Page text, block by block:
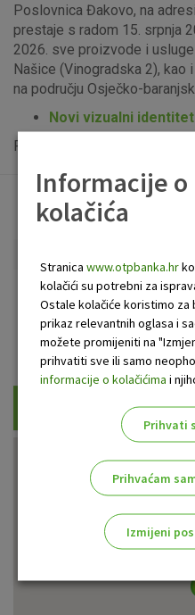
Poslovnica Đakovo, na
prestaje s radom 15. srpnja
2026. sve proizvode i
Našice (Vinogradska 2),
na području Osječko-
Novi vizualni
Popis uplatno-isplatnih
Lista poslovnica i
Bankomat
Prikaži samo
Informacije o
kolačića
Stranica www.otpbanka.hr
kolačići su potrebni za
Ostale kolačiće koristimo
prikaz relevantnih oglasa i
možete promijeniti na
prihvatiti sve ili samo
informacije o kolačićima i
Prihvati
Prihvaćam
Izmijeni